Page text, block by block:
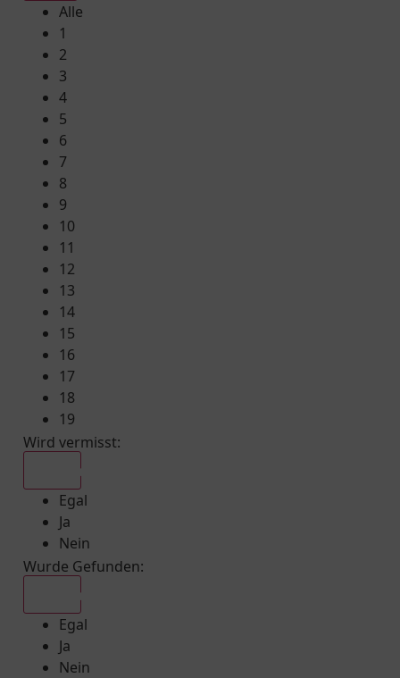
Alle
1
2
3
4
5
6
7
8
9
10
11
12
13
14
15
16
17
18
19
Wird vermisst:
Egal
Ja
Nein
Wurde Gefunden:
Egal
Ja
Nein